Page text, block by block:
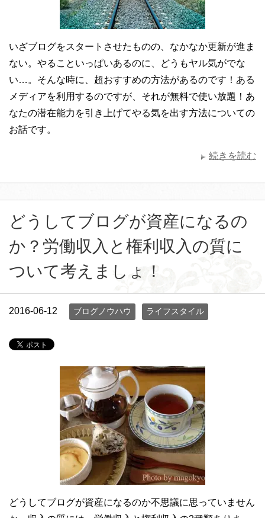
いざブログをスタートさせたものの、なかなか更新が進ま
ない。やることいっぱいあるのに、どうもヤル気がでな
い…。そんな時に、超おすすめの方法があるのです！ある
メディアを利用するのですが、それが無料で使い放題！あ
なたの潜在能力を引き上げてやる気を出す方法についての
お話です。
続きを読む
どうしてブログが資産になるの
か？労働収入と権利収入の質に
ついて考えましょ！
2016-06-12 ブログノウハウ ライフスタイル
どうしてブログが資産になるのか不思議に思っていません